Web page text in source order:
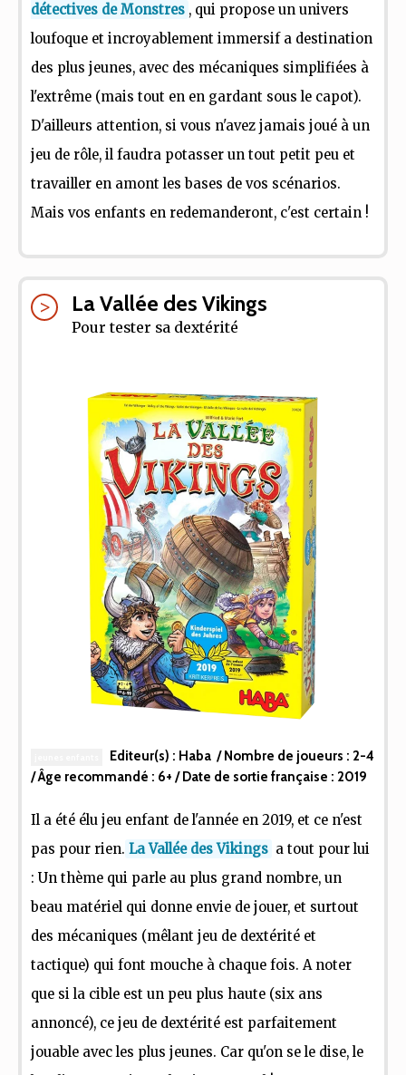
détectives de Monstres , qui propose un univers
loufoque et incroyablement immersif a destination
des plus jeunes, avec des mécaniques simplifiées à
l'extrême (mais tout en en gardant sous le capot).
D'ailleurs attention, si vous n'avez jamais joué à un
jeu de rôle, il faudra potasser un tout petit peu et
travailler en amont les bases de vos scénarios.
Mais vos enfants en redemanderont, c'est certain !
La Vallée des Vikings
Pour tester sa dextérité
Editeur(s) : Haba / Nombre de joueurs : 2-4
/ Âge recommandé : 6+ / Date de sortie française : 2019
Il a été élu jeu enfant de l'année en 2019, et ce n'est
pas pour rien. La Vallée des Vikings a tout pour lui
: Un thème qui parle au plus grand nombre, un
beau matériel qui donne envie de jouer, et surtout
des mécaniques (mêlant jeu de dextérité et
tactique) qui font mouche à chaque fois. A noter
que si la cible est un peu plus haute (six ans
annoncé), ce jeu de dextérité est parfaitement
jouable avec les plus jeunes. Car qu'on se le dise, le